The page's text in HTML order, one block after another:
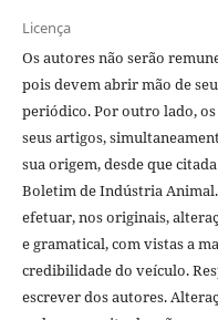
Licença
Os autores não serão
pois devem abrir mão de
periódico. Por outro lado,
seus artigos,
sua origem, desde que
Boletim de Indústria
efetuar, nos originais,
e gramatical, com vistas a
credibilidade do veículo.
escrever dos autores.